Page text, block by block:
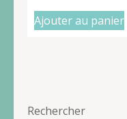
Ajouter au panier
Rechercher